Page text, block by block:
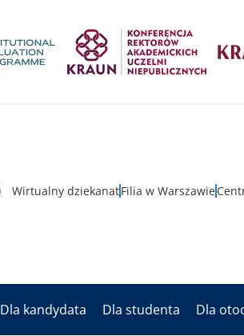
Wirtualny dziekanatFilia w Warszawie
Dla kandydata Dla studenta Dla